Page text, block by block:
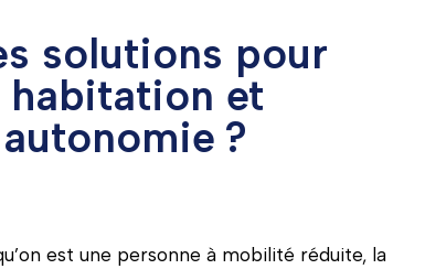
solutions pour
habitation et
?
est une personne à mobilité réduite, la